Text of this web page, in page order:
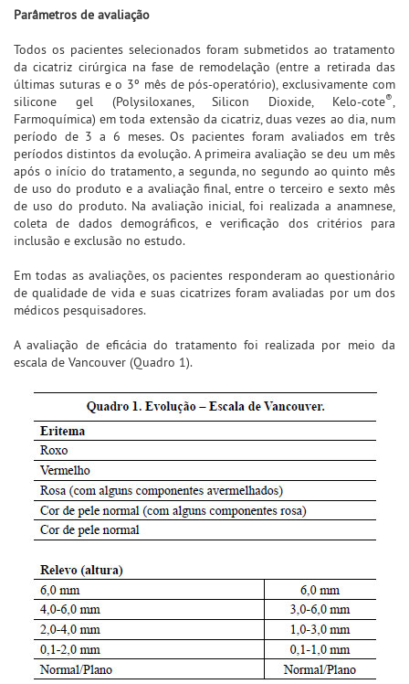
Parâmetros de avaliação
Todos os pacientes selecionados foram submetidos ao tratamento
da cicatriz cirúrgica na fase de remodelação (entre a retirada das
últimas suturas e o 3º mês de pós-operatório), exclusivamente com
silicone gel (Polysiloxanes, Silicon Dioxide, Kelo-cote®,
Farmoquímica) em toda extensão da cicatriz, duas vezes ao dia, num
período de 3 a 6 meses. Os pacientes foram avaliados em três
períodos distintos da evolução. A primeira avaliação se deu um mês
após o início do tratamento, a segunda, no segundo ao quinto mês
de uso do produto e a avaliação final, entre o terceiro e sexto mês
de uso do produto. Na avaliação inicial, foi realizada a anamnese,
coleta de dados demográficos, e verificação dos critérios para
inclusão e exclusão no estudo.
Em todas as avaliações, os pacientes responderam ao questionário
de qualidade de vida e suas cicatrizes foram avaliadas por um dos
médicos pesquisadores.
A avaliação de eficácia do tratamento foi realizada por meio da
escala de Vancouver (Quadro 1).